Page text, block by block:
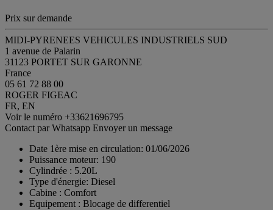
Prix sur demande
MIDI-PYRENEES VEHICULES INDUSTRIELS SUD
1 avenue de Palarin
31123 PORTET SUR GARONNE
France
05 61 72 88 00
ROGER FIGEAC
FR, EN
Voir le numéro +33621696795
Contact par Whatsapp Envoyer un message
Date 1ère mise en circulation: 01/06/2026
Puissance moteur: 190
Cylindrée : 5.20L
Type d'énergie: Diesel
Cabine : Comfort
Equipement : Blocage de differentiel